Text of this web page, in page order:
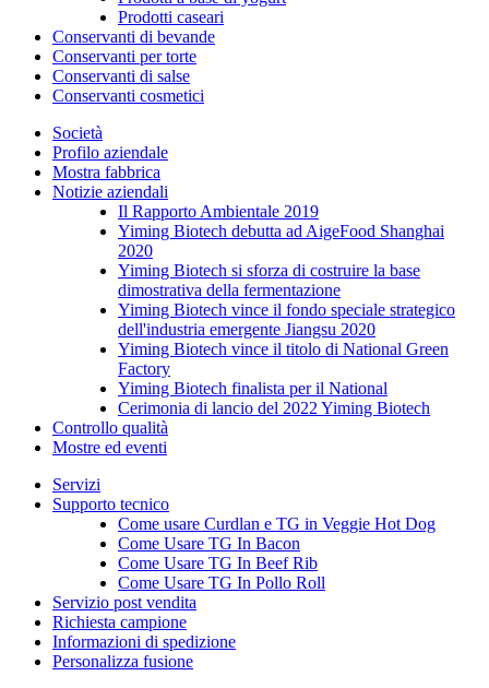
Prodotti caseari
Conservanti di bevande
Conservanti per torte
Conservanti di salse
Conservanti cosmetici
Società
Profilo aziendale
Mostra fabbrica
Notizie aziendali
Il Rapporto Ambientale 2019
Yiming Biotech debutta ad AigeFood Shanghai
2020
Yiming Biotech si sforza di costruire la base
dimostrativa della fermentazione
Yiming Biotech vince il fondo speciale strategico
dell'industria emergente Jiangsu 2020
Yiming Biotech vince il titolo di National Green
Factory
Yiming Biotech finalista per il National
Cerimonia di lancio del 2022 Yiming Biotech
Controllo qualità
Mostre ed eventi
Servizi
Supporto tecnico
Come usare Curdlan e TG in Veggie Hot Dog
Come Usare TG In Bacon
Come Usare TG In Beef Rib
Come Usare TG In Pollo Roll
Servizio post vendita
Richiesta campione
Informazioni di spedizione
Personalizza fusione